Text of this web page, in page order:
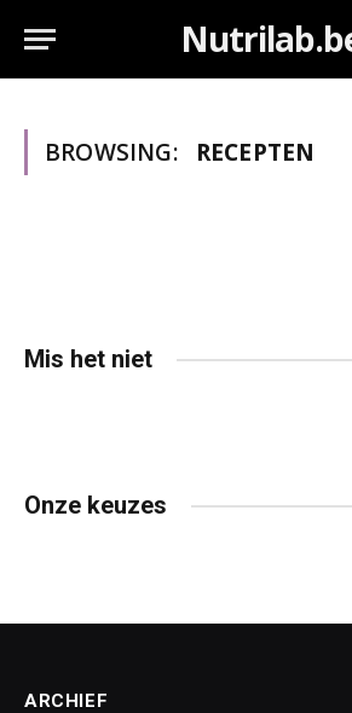
BROWSING: RECEPTEN
Mis het niet
Onze keuzes
ARCHIEF